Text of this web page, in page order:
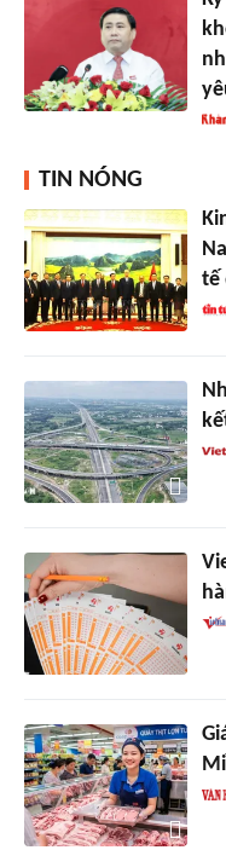
TIN NÓNG
tế